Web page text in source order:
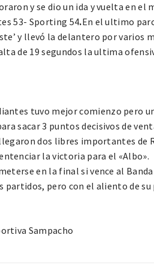
y se dio un ida y vuelta en el
53- Sporting 54.En el ultimo
y llevó la delantero por varios
de 19 segundos la ultima
tuvo mejor comienzo pero
sacar 3 puntos decisivos de
llegaron dos libres importantes
la victoria para el «Albo».
en la final si vence al
pero con el aliento de su
Sampacho